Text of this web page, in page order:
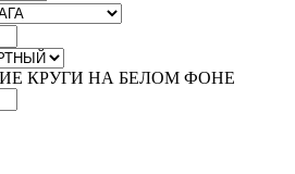
КРУГИ НА БЕЛОМ ФОНЕ